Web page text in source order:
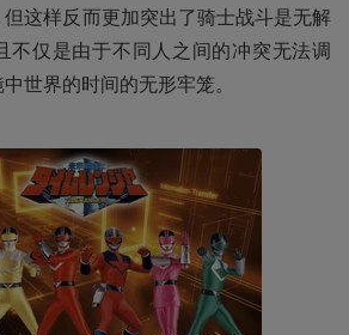
这样反而更加突出了骑士战斗是无解
不仅是由于不同人之间的冲突无法调
世界的时间的无形牢笼。